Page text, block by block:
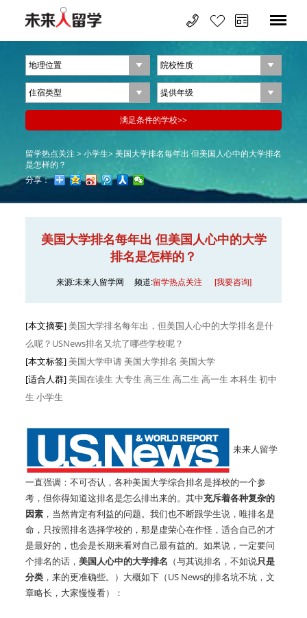
留学热点关注 >小学生>美国大学排名每年出 但美国人心中的大学排名
是怎样的？
分享：
美国大学排名每年出 但美国人心中的大学
排名是怎样的？
来源:未来人留学网 频道:留学热点关注 [我要咨询]
[本文摘要] 美国大学排名每年出，但美国人心中的大学排名是什
么呢？USNews排名又坑了哪些学校呢？
[本文标签] 美国大学申请 美国大学排名 美国大学
[适合人群] 美国在读生 大专生 高三生 高二生 高一生 本科生 初中
生 小学生
未来人留学
一直强调：不可否认，各种美国大学综合排名是择校的一个参
考，但你得知道这排名是怎么排出来的。其中充斥着各种复杂的
因素 ，当然肯定有利益的问题。我们也不断跟学生说，唯排名是
命，只按照排名选择学校的，那是虚荣心在作怪，适合自己的才
是最好的，也会是长期来看对自己最有益的。如果说，一定要问
个排名的话， 美国人心中的大学排名 （与其说排名，不如说只是
分类 ，来的更准确些。）大概如下（US News的排名坑不坑，文
章略长，大家慢慢看）：